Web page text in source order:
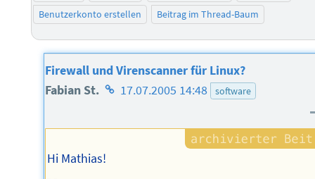
Benutzerkonto erstellen
Beitrag im Thread-Baum
Firewall und Virenscanner für Linux?
Fabian St. Homepage
Autors
17.07.2005 14:48 software
Hi Mathias!